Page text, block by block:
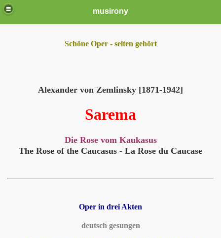
musirony
Schöne Oper - selten gehört
Alexander von Zemlinsky [1871-1942]
Sarema
Die Rose vom Kaukasus
The Rose of the Caucasus - La Rose du Caucase
Oper in drei Akten
deutsch gesungen